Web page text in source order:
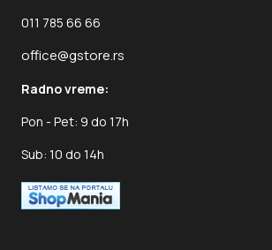
011 785 66 66
office@gstore.rs
Radno vreme:
Pon - Pet: 9 do 17h
Sub: 10 do 14h